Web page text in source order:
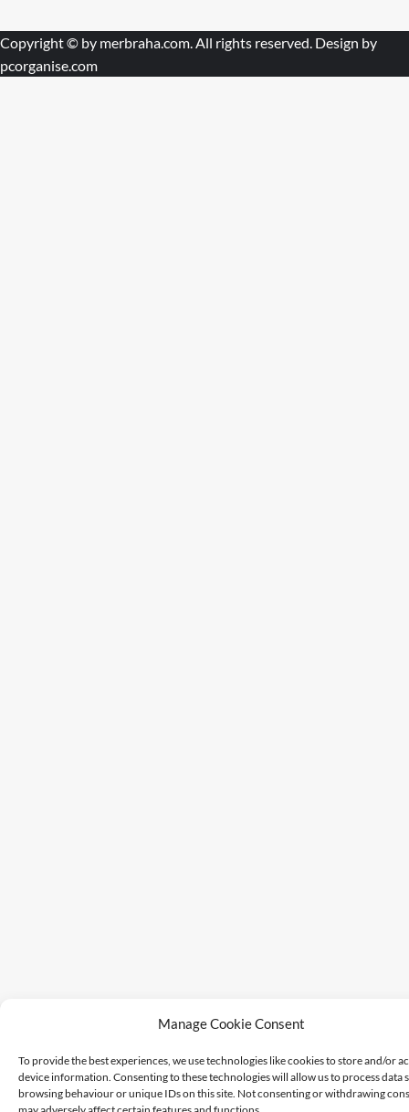
Manage Cookie Consent
To provide the best experiences, we use technologies like cookies to store and/or
device information. Consenting to these technologies will allow us to process data
browsing behaviour or unique IDs on this site. Not consenting or withdrawing
Copyright © by merbraha.com . All rights reserved. Design by
pcorganise.com